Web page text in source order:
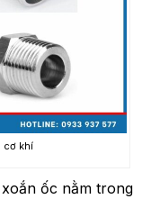
cơ khí
ốc nằm trong